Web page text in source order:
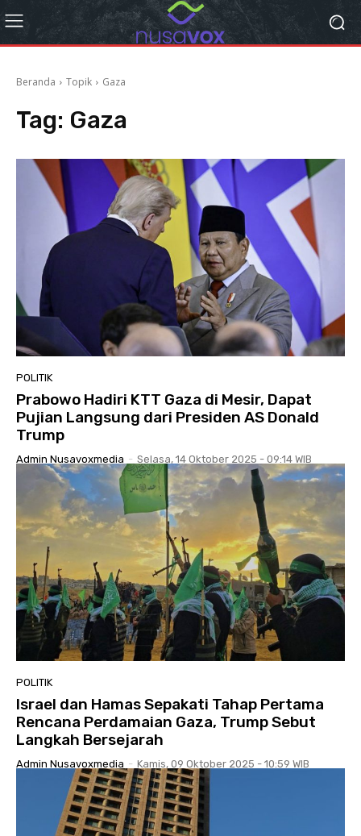
Beranda Topik Gaza
Tag: Gaza
POLITIK
Prabowo Hadiri KTT Gaza di Mesir, Dapat
Pujian Langsung dari Presiden AS Donald
Trump
Admin Nusavoxmedia - Selasa, 14 Oktober 2025 - 09:14 WIB
POLITIK
Israel dan Hamas Sepakati Tahap Pertama
Rencana Perdamaian Gaza, Trump Sebut
Langkah Bersejarah
Admin Nusavoxmedia - Kamis, 09 Oktober 2025 - 10:59 WIB